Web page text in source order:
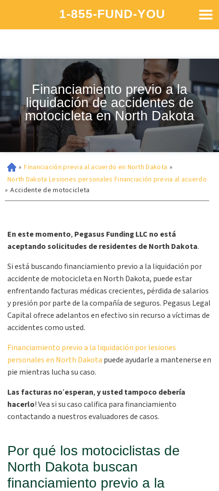
1-855-FUND-YOU
Financiamiento previo a la
liquidación de accidentes de
motocicleta en North Dakota
» Financiación previa al acuerdo en North Dakota »
North Dakota Lesiones personales Financiación previa al acuerdo
» Accidente de motocicleta
En este momento, Pegasus Funding LLC no está
aceptando solicitudes de residentes de North Dakota.
Si está buscando financiamiento previo a la liquidación por
accidente de motocicleta en North Dakota, puede estar
enfrentando facturas médicas crecientes, pérdida de salarios
y presión por parte de la compañía de seguros. Pegasus Legal
Capital ofrece adelantos en efectivo sin recurso a víctimas de
accidentes como usted.
Financiamiento previo a la liquidación por lesiones
personales en North Dakota puede ayudarle a mantenerse en
pie mientras lucha su caso.
Las facturas no’esperan,y usted tampoco debería
hacerlo!Vea si su caso califica para financiamiento
contactando a nuestros evaluadores de casos.
Por qué los motociclistas de
North Dakota buscan
financiamiento previo a la